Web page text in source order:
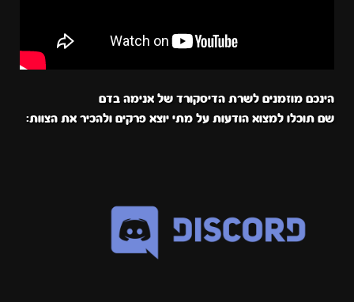
הינכם מוזמנים לשרת הדיסקורד של אנימה בדם
שם תוכלו למצוא הודעות על מתי יוצא פרקים ולהכיר את הצוות: